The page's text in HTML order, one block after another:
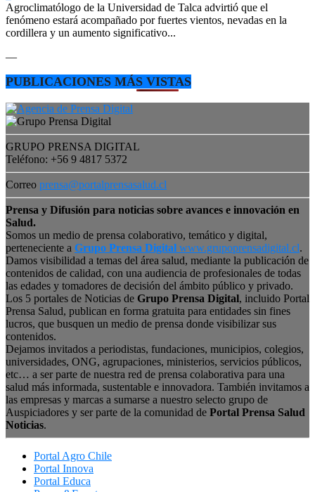
Agroclimatólogo de la Universidad de Talca advirtió que el
fenómeno estará acompañado por fuertes vientos, nevadas en la
cordillera y un aumento significativo...
—
PUBLICACIONES MÁS VISTAS
GRUPO PRENSA DIGITAL
Teléfono: +56 9 4817 5372
Correo prensa@portalprensasalud.cl
Prensa y Difusión para noticias sobre avances e innovación en
Salud.
Somos un medio de prensa colaborativo, temático y digital,
perteneciente a Grupo Prensa Digital www.grupoprensadigital.cl.
Damos visibilidad a temas del área salud, mediante la publicación de
contenidos de calidad, con una audiencia de profesionales de todas
las edades y tomadores de decisión del ámbito público y privado.
Los 5 portales de Noticias de Grupo Prensa Digital, incluido Portal
Prensa Salud, publican en forma gratuita para entidades sin fines
lucros, que busquen un medio de prensa donde visibilizar sus
contenidos.
Dejamos invitados a periodistas, fundaciones, municipios, colegios,
universidades, ONG, agrupaciones, ministerios, servicios públicos,
etc… a ser parte de nuestra red de prensa colaborativa para una
salud más informada, sustentable e innovadora. También invitamos a
las empresas y marcas a sumarse a nuestro selecto grupo de
Auspiciadores y ser parte de la comunidad de Portal Prensa Salud
Noticias.
Portal Agro Chile
Portal Innova
Portal Educa